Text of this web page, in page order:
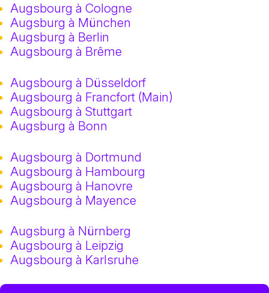
Augsbourg à Cologne
Augsburg à München
Augsburg à Berlin
Augsbourg à Brême
Augsbourg à Düsseldorf
Augsbourg à Francfort (Main)
Augsbourg à Stuttgart
Augsburg à Bonn
Augsbourg à Dortmund
Augsbourg à Hambourg
Augsbourg à Hanovre
Augsbourg à Mayence
Augsburg à Nürnberg
Augsbourg à Leipzig
Augsbourg à Karlsruhe